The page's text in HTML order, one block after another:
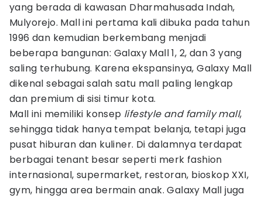
yang berada di kawasan Dharmahusada Indah,
Mulyorejo. Mall ini pertama kali dibuka pada tahun
1996 dan kemudian berkembang menjadi
beberapa bangunan: Galaxy Mall 1, 2, dan 3 yang
saling terhubung. Karena ekspansinya, Galaxy Mall
dikenal sebagai salah satu mall paling lengkap
dan premium di sisi timur kota.
Mall ini memiliki konsep lifestyle and family mall,
sehingga tidak hanya tempat belanja, tetapi juga
pusat hiburan dan kuliner. Di dalamnya terdapat
berbagai tenant besar seperti merk fashion
internasional, supermarket, restoran, bioskop XXI,
gym, hingga area bermain anak. Galaxy Mall juga